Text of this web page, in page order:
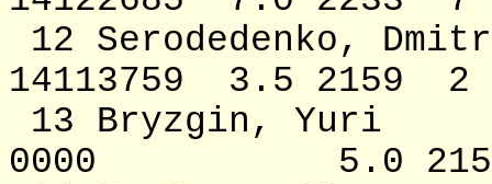
12
14113759 3.5 2159
13 Bryzgin,
0000 5.0